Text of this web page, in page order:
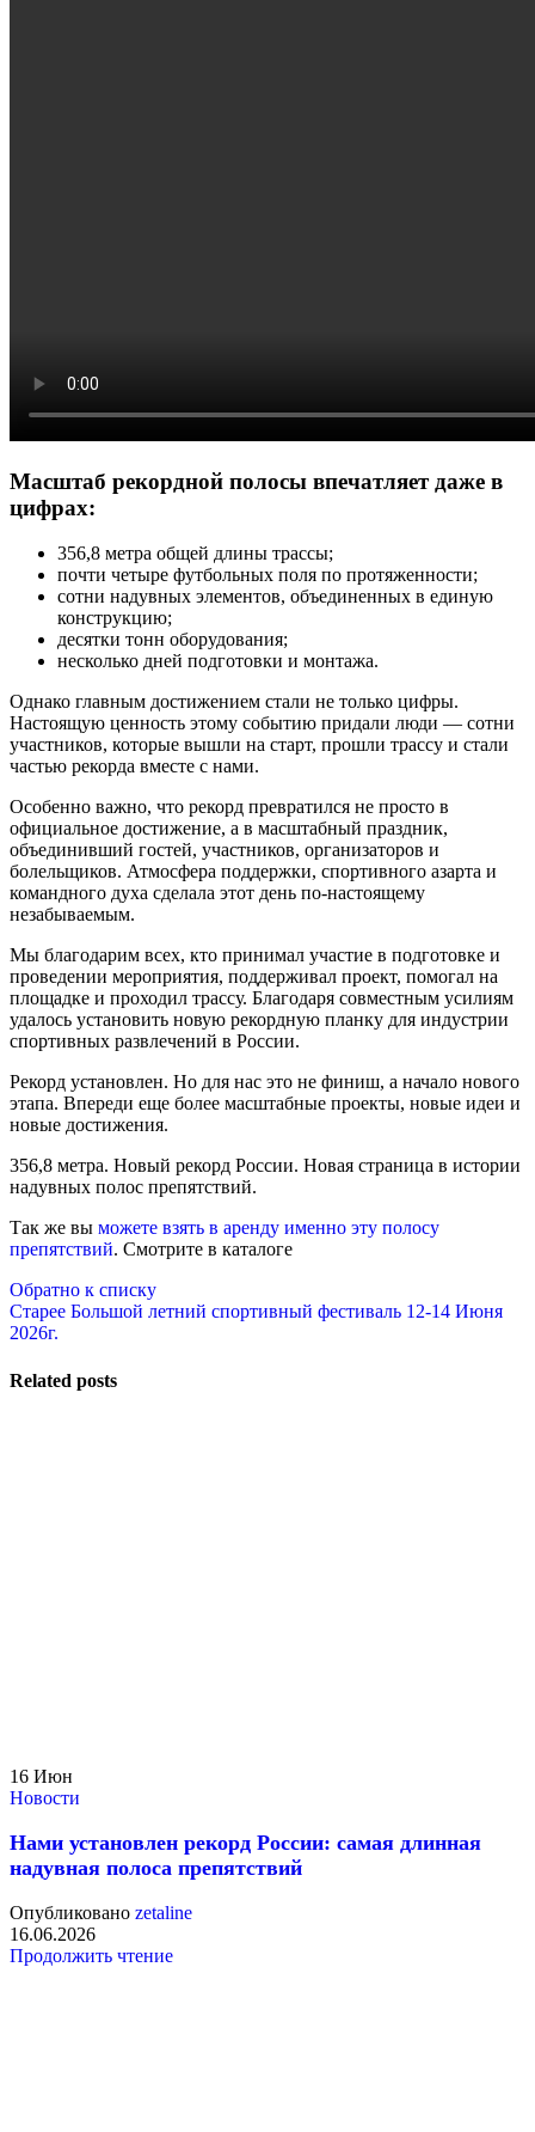
Масштаб рекордной полосы впечатляет даже в
цифрах:
356,8 метра общей длины трассы;
почти четыре футбольных поля по протяженности;
сотни надувных элементов, объединенных в единую
конструкцию;
десятки тонн оборудования;
несколько дней подготовки и монтажа.
Однако главным достижением стали не только цифры.
Настоящую ценность этому событию придали люди — сотни
участников, которые вышли на старт, прошли трассу и стали
частью рекорда вместе с нами.
Особенно важно, что рекорд превратился не просто в
официальное достижение, а в масштабный праздник,
объединивший гостей, участников, организаторов и
болельщиков. Атмосфера поддержки, спортивного азарта и
командного духа сделала этот день по-настоящему
незабываемым.
Мы благодарим всех, кто принимал участие в подготовке и
проведении мероприятия, поддерживал проект, помогал на
площадке и проходил трассу. Благодаря совместным усилиям
удалось установить новую рекордную планку для индустрии
спортивных развлечений в России.
Рекорд установлен. Но для нас это не финиш, а начало нового
этапа. Впереди еще более масштабные проекты, новые идеи и
новые достижения.
356,8 метра. Новый рекорд России. Новая страница в истории
надувных полос препятствий.
Так же вы можете взять в аренду именно эту полосу
препятствий. Смотрите в каталоге
Обратно к списку
Старее Большой летний спортивный фестиваль 12-14 Июня
2026г.
Related posts
16 Июн
Новости
Нами установлен рекорд России: самая длинная
надувная полоса препятствий
Опубликовано zetaline
16.06.2026
Продолжить чтение